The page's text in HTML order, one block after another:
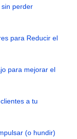
perder
para Reducir el
para mejorar el
a tu
(o hundir)